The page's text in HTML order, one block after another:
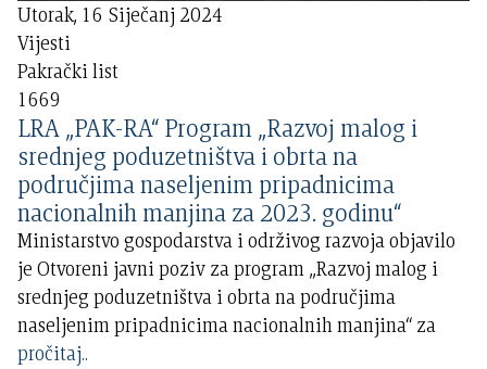
Utorak, 16 Siječanj 2024
Vijesti
Pakrački list
1669
LRA „PAK-RA“ Program „Razvoj malog i
srednjeg poduzetništva i obrta na
područjima naseljenim pripadnicima
nacionalnih manjina za 2023. godinu“
Ministarstvo gospodarstva i održivog razvoja objavilo
je Otvoreni javni poziv za program „Razvoj malog i
srednjeg poduzetništva i obrta na područjima
naseljenim pripadnicima nacionalnih manjina“ za
pročitaj..